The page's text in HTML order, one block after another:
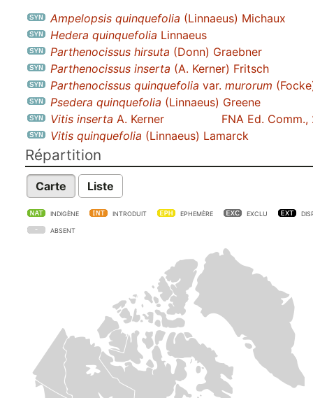
Ampelopsis quinquefolia (Linnaeus) Michaux
Hedera quinquefolia Linnaeus
Parthenocissus hirsuta (Donn) Graebner
Parthenocissus inserta (A. Kerner) Fritsch
Parthenocissus quinquefolia var. murorum
Psedera quinquefolia (Linnaeus) Greene
Vitis inserta A. Kerner
FNA Ed. Comm.,
Vitis quinquefolia (Linnaeus) Lamarck
Répartition
Carte Liste
INDIGÈNE INTRODUIT EPHEMÈRE EXCLU
ABSENT